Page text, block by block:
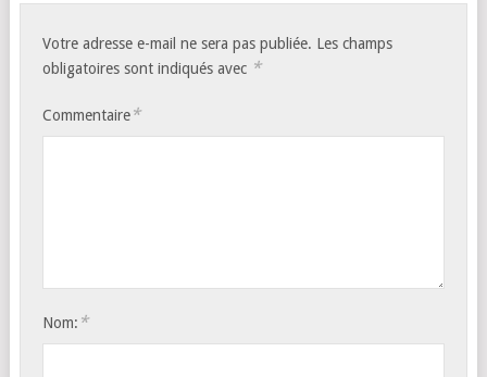
Votre adresse e-mail ne sera pas publiée. Les champs
obligatoires sont indiqués avec *
Commentaire*
Nom: *